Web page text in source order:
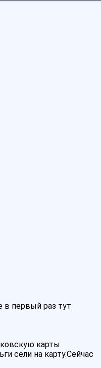
в первый раз тут
карты
сели на карту.Сейчас